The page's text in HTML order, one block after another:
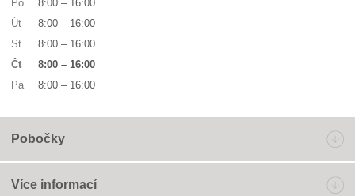
Po 8:00 – 16:00
Út
8:00 – 16:00
St
8:00 – 16:00
Čt
8:00 – 16:00
Pá
8:00 – 16:00
Pobočky
Více informací